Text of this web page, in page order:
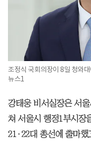
조정식 국회의장이 8일 청와
뉴스1
강태웅 비서실장은 서
쳐 서울시 행정1부시장
21·22대 총선에 출마